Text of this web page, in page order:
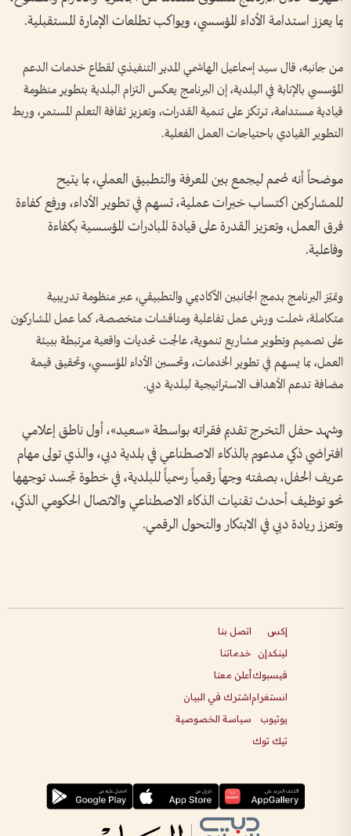
بما يعزز استدامة الأداء المؤسسي، ويواكب تطلعات الإمارة المستقبلية.
من جانبه، قال سيد إسماعيل الهاشمي المدير التنفيذي لقطاع خدمات الدعم
المؤسسي بالإنابة في البلدية، إن البرنامج يعكس التزام البلدية بتطوير منظومة
قيادية مستدامة، ترتكز على تنمية القدرات، وتعزيز ثقافة التعلم المستمر، وربط
التطوير القيادي باحتياجات العمل الفعلية.
موضحاً أنه صُمم ليجمع بين المعرفة والتطبيق العملي، بما يتيح
للمشاركين اكتساب خبرات عملية، تسهم في تطوير الأداء، ورفع كفاءة
فرق العمل، وتعزيز القدرة على قيادة المبادرات المؤسسية بكفاءة
وفاعلية.
وتميّز البرنامج بدمج الجانبين الأكاديمي والتطبيقي، عبر منظومة تدريبية
متكاملة، شملت ورش عمل تفاعلية ومناقشات متخصصة، كما عمل المشاركون
على تصميم وتطوير مشاريع تنموية، عالجت تحديات واقعية مرتبطة ببيئة
العمل، بما يسهم في تطوير الخدمات، وتحسين الأداء المؤسسي، وتحقيق قيمة
مضافة تدعم الأهداف الاستراتيجية لبلدية دبي.
وشهد حفل التخرج تقديم فقراته بواسطة «سعيد»، أول ناطق إعلامي
افتراضي ذكي مدعوم بالذكاء الاصطناعي في بلدية دبي، والذي تولى مهام
عريف الحفل، بصفته وجهاً رقمياً رسمياً للبلدية، في خطوة تجسد توجهها
نحو توظيف أحدث تقنيات الذكاء الاصطناعي والاتصال الحكومي الذكي،
وتعزز ريادة دبي في الابتكار والتحول الرقمي.
إكس
لينكدإن
فيسبوك
انستغرام
يوتيوب
تيك توك
اتصل بنا
خدماتنا
أعلن معنا
اشترك في البيان
سياسة الخصوصية